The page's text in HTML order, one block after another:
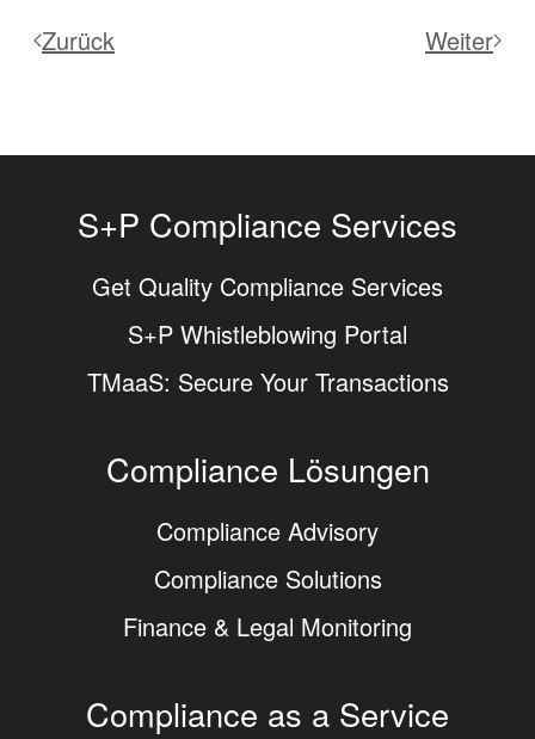
Zurück Weiter
S+P Compliance Services
Get Quality Compliance Services
S+P Whistleblowing Portal
TMaaS: Secure Your Transactions
Compliance Lösungen
Compliance Advisory
Compliance Solutions
Finance & Legal Monitoring
Compliance as a Service